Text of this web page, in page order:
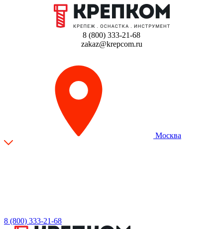
8 (800) 333-21-68
zakaz@krepcom.ru
Москва
8 (800) 333-21-68